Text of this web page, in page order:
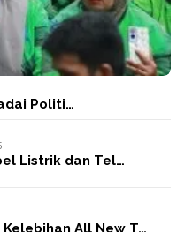
Politi…
Listrik dan Tel…
All New T…